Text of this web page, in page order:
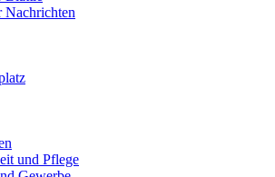
Nachrichten
und Pflege